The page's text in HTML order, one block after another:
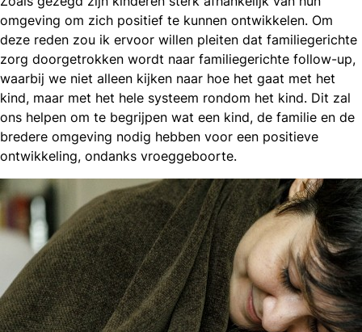
omgeving om zich positief te kunnen ontwikkelen. Om
deze reden zou ik ervoor willen pleiten dat familiegerichte
zorg doorgetrokken wordt naar familiegerichte follow-up,
waarbij we niet alleen kijken naar hoe het gaat met het
kind, maar met het hele systeem rondom het kind. Dit zal
ons helpen om te begrijpen wat een kind, de familie en de
bredere omgeving nodig hebben voor een positieve
ontwikkeling, ondanks vroeggeboorte.